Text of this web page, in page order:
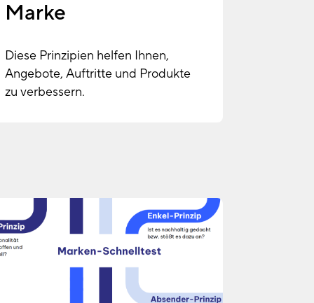
Marke
Diese Prinzipien helfen Ihnen,
Angebote, Auftritte und Produkte
zu verbessern.